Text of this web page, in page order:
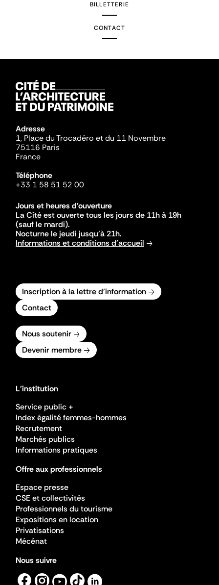
BILLETTERIE
CONTACT
Adresse
1, Place du Trocadéro et du 11 Novembre
75116 Paris
France
Téléphone
+33 1 58 51 52 00
Jours et heures d'ouverture
La Cité est ouverte tous les jours de 11h à 19h
(sauf le mardi).
Nocturne le jeudi jusqu'à 21h.
Informations et conditions d'accueil
Inscription à la lettre d'information
Contact
Nous soutenir
Devenir membre
L'institution
Service public +
Index égalité femmes-hommes
Recrutement
Marchés publics
Informations pratiques
Offre aux professionnels
Espace presse
CSE et collectivités
Professionnels du tourisme
Expositions en location
Privatisations
Mécénat
Nous suivre